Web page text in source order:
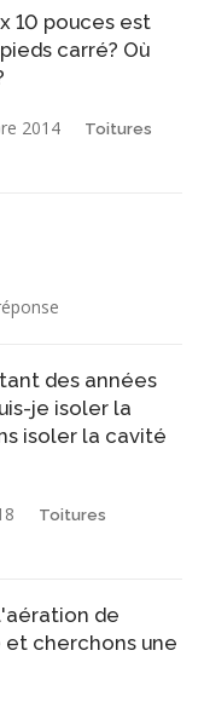
10 pouces est
carré? Où
2014 Toitures
des années
je isoler la
isoler la cavité
Toitures
de
cherchons une